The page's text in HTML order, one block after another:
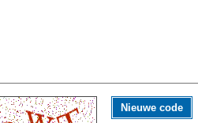
Nieuwe code